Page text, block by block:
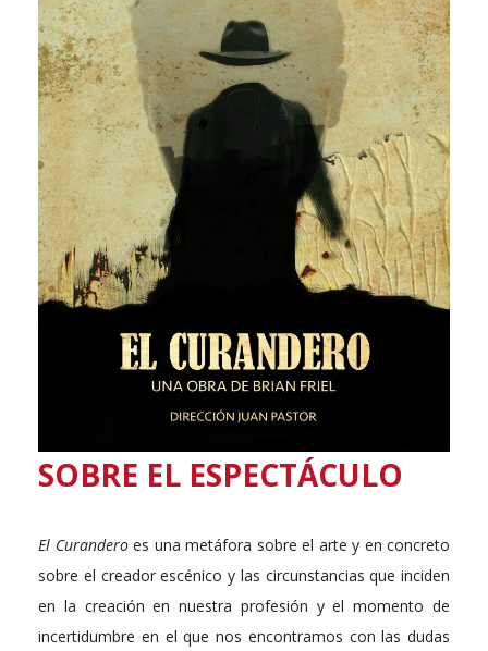
SOBRE EL ESPECTÁCULO
El Curanderoes una metáfora sobre el arte y en concreto
sobre el creador escénico y las circunstancias que inciden
en la creación en nuestra profesión y el momento de
incertidumbre en el que nos encontramos con las dudas